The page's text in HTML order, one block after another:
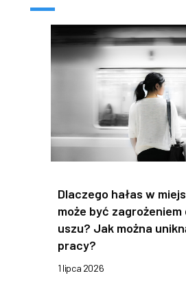
Dlaczego hałas w
może być zagrożeniem
uszu? Jak można
pracy?
1 lipca 2026